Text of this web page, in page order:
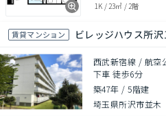
1K /23㎡ /2階
賃貸マンション ビレッジハウス所
西武新宿線 / 航空
下車 徒歩6分
築47年 /5階建
埼玉県所沢市並木